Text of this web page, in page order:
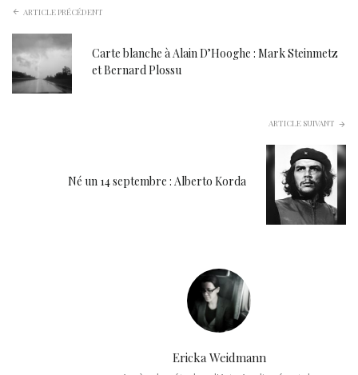
ARTICLE PRÉCÉDENT
Carte blanche à Alain D’Hooghe : Mark Steinmetz
et Bernard Plossu
ARTICLE SUIVANT
Né un 14 septembre : Alberto Korda
Ericka Weidmann